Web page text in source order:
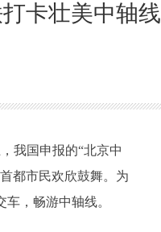
卡壮美中轴线
我国申报的“北京中
都市民欢欣鼓舞。为
，畅游中轴线。